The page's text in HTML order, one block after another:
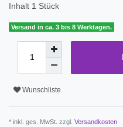
Inhalt 1 Stück
Versand in ca. 3 bis 8 Werktagen.
Wunschliste
* inkl. ges. MwSt. zzgl. Versandkosten